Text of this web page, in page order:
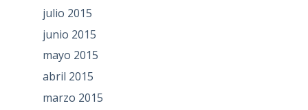
julio 2015
junio 2015
mayo 2015
abril 2015
marzo 2015